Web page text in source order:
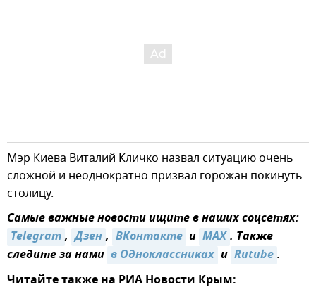
Мэр Киева Виталий Кличко назвал ситуацию очень
сложной и неоднократно призвал горожан покинуть
столицу.
Самые важные новости ищите в наших соцсетях:
Telegram, Дзен, ВКонтакте и MAX. Также
следите за нами в Одноклассниках и Rutube.
Читайте также на РИА Новости Крым: